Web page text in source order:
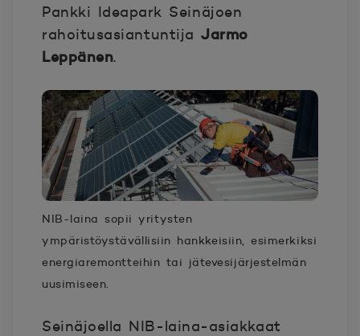
Pankki Ideapark Seinäjoen
rahoitusasiantuntijaJarmo
Leppänen.
NIB-laina sopii yritysten
ympäristöystävällisiin hankkeisiin, esimerkiksi
energiaremontteihin tai jätevesijärjestelmän
uusimiseen.
Seinäjoella NIB-laina-asiakkaat